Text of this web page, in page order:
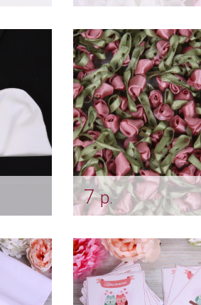
пепельная роза
Арт: podv_0052
7р.
роза"
Арт: ukr_0042